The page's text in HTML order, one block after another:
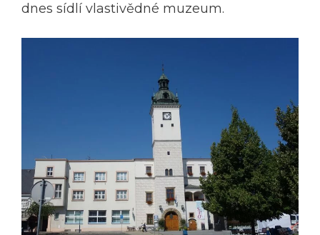
dnes sídlí vlastivědné muzeum.